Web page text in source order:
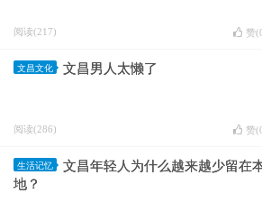
阅读(217) 赞(
文昌文化 文昌男人太懒了
阅读(286) 赞(
生活记忆
文昌年轻人为什么越来越少留在
地？